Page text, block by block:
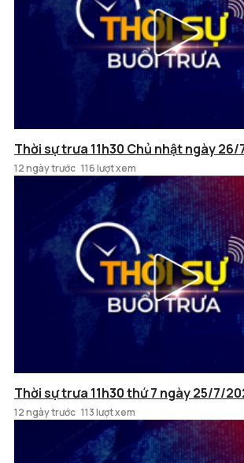
Thời sự trưa 11h30 Chủ nhật ngày
12 ngày trước 116 lượt xem
Thời sự trưa 11h30 thứ 7 ngày 25/7/
12 ngày trước 113 lượt xem